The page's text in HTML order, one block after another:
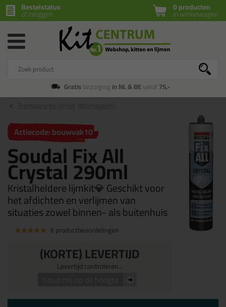
0 producten
in winkelwagen
Bestelstatus
of inloggen
Gratisbezorging in NL & BEvanaf75,-
Actiecode: bouwvak10
Soudal Fix All
Crystal 290ml
Kristalheldere lijmkit💎 Geschikt voor
het afdichten en verlijmen van
situaties zowel binnen- als buitenhuis
6 productbeoordelingen
(KORTE) LEVERTIJD
Levertijd controleren...